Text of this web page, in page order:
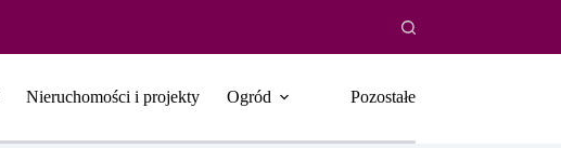
Nieruchomości i projekty Ogród Pozostałe